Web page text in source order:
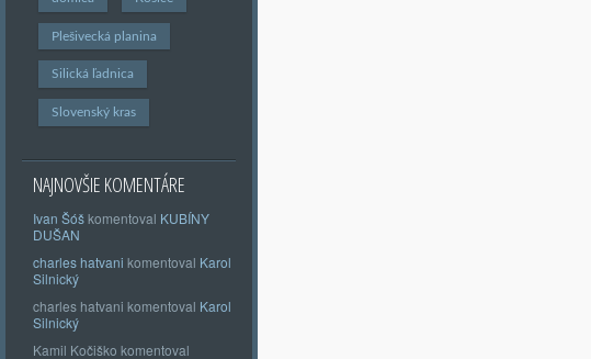
Plešivecká planina
Silická ľadnica
Slovenský kras
NAJNOVŠIE KOMENTÁRE
Ivan Šóškomentoval KUBÍNY
DUŠAN
charles hatvani komentoval Karol
Silnický
charles hatvani komentoval Karol
Silnický
Kamil Kočiško komentoval